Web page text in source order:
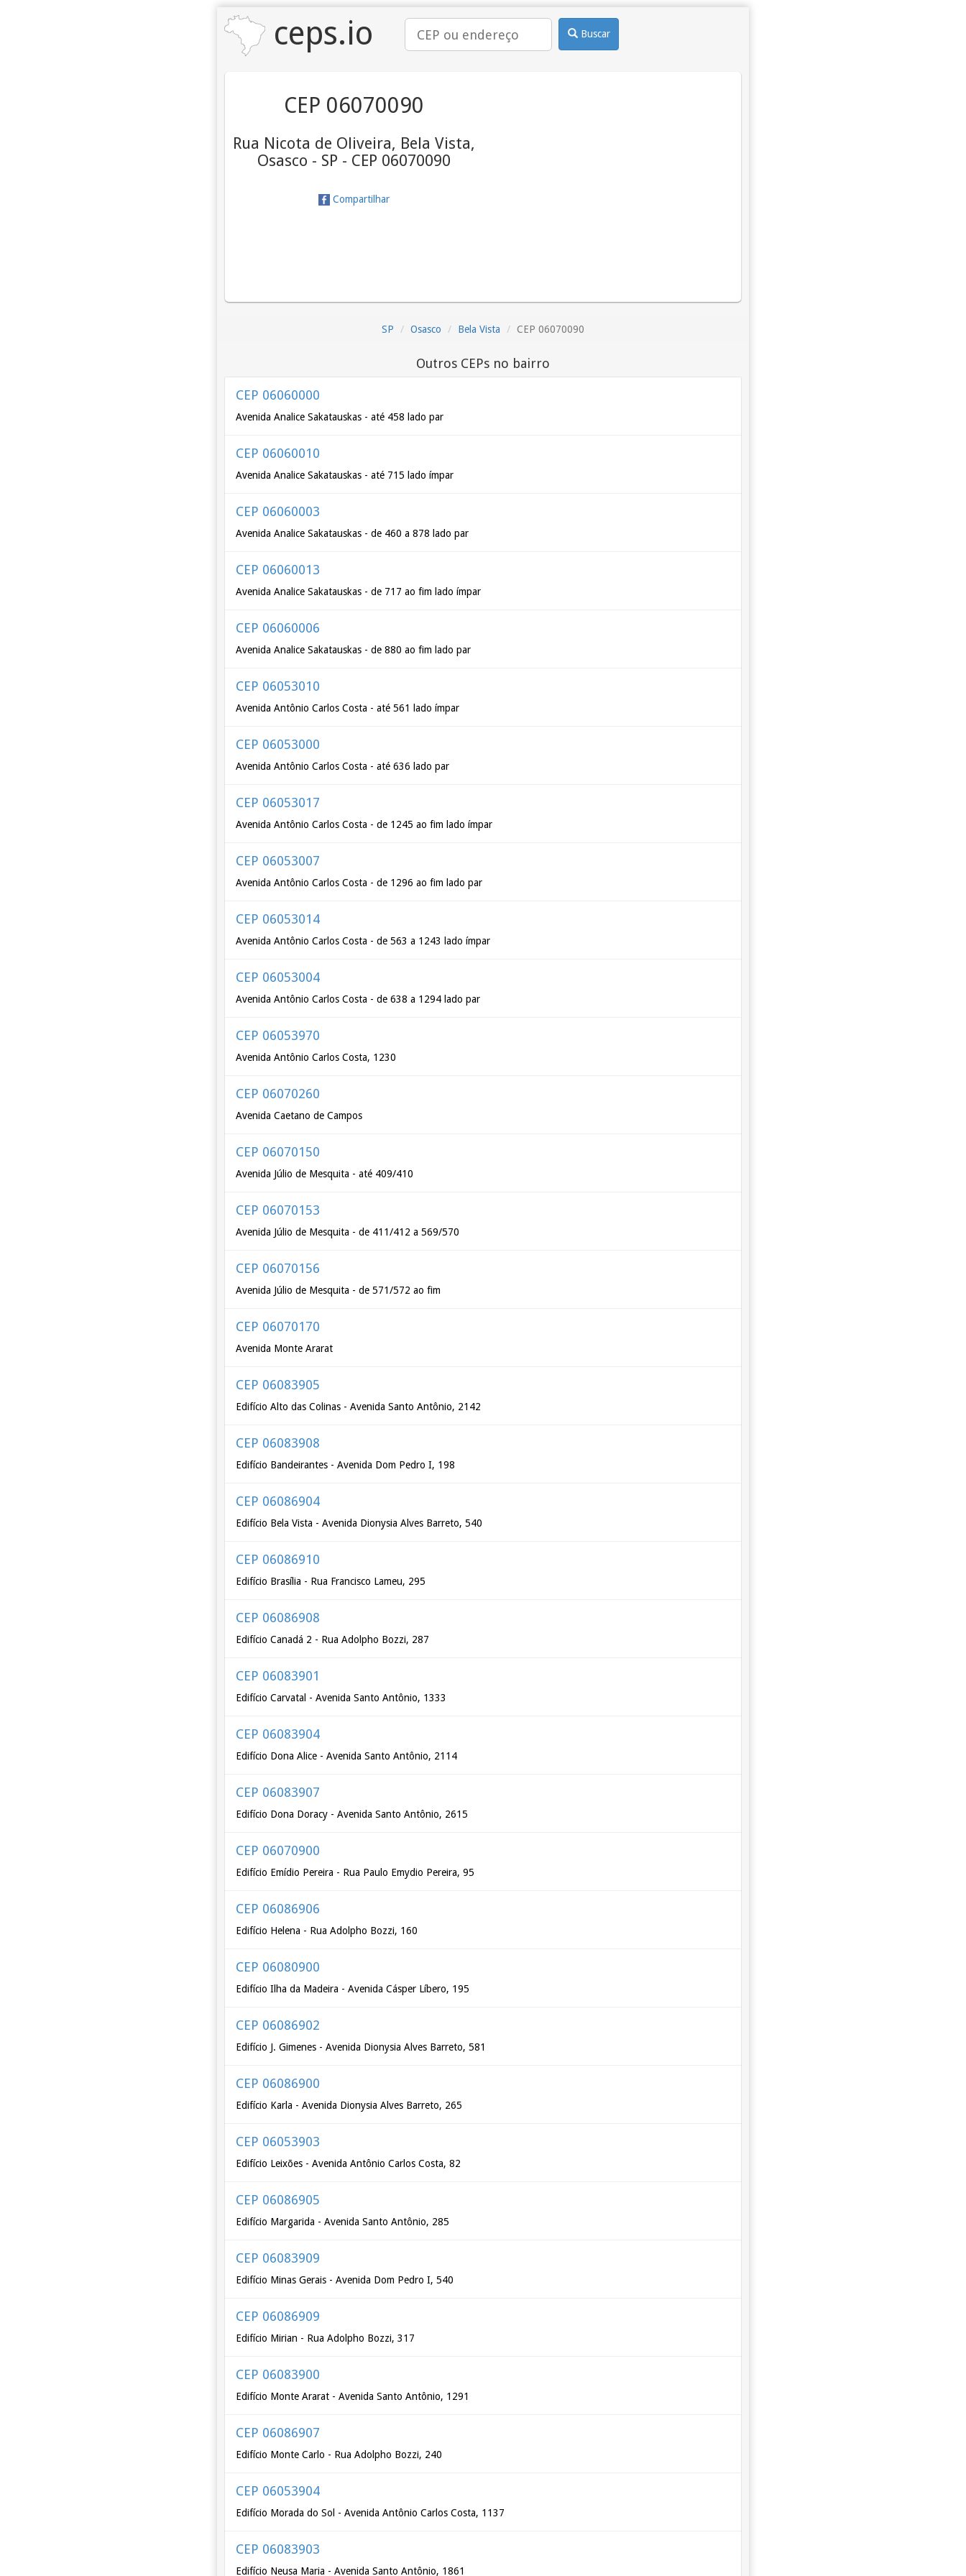
ceps.io Buscar
CEP 06070090
Rua Nicota de Oliveira, Bela Vista,
Osasco - SP - CEP 06070090
Compartilhar
SP Osasco Bela Vista CEP 06070090
Outros CEPs no bairro
CEP 06060000
Avenida Analice Sakatauskas - até 458 lado par
CEP 06060010
Avenida Analice Sakatauskas - até 715 lado ímpar
CEP 06060003
Avenida Analice Sakatauskas - de 460 a 878 lado par
CEP 06060013
Avenida Analice Sakatauskas - de 717 ao fim lado ímpar
CEP 06060006
Avenida Analice Sakatauskas - de 880 ao fim lado par
CEP 06053010
Avenida Antônio Carlos Costa - até 561 lado ímpar
CEP 06053000
Avenida Antônio Carlos Costa - até 636 lado par
CEP 06053017
Avenida Antônio Carlos Costa - de 1245 ao fim lado ímpar
CEP 06053007
Avenida Antônio Carlos Costa - de 1296 ao fim lado par
CEP 06053014
Avenida Antônio Carlos Costa - de 563 a 1243 lado ímpar
CEP 06053004
Avenida Antônio Carlos Costa - de 638 a 1294 lado par
CEP 06053970
Avenida Antônio Carlos Costa, 1230
CEP 06070260
Avenida Caetano de Campos
CEP 06070150
Avenida Júlio de Mesquita - até 409/410
CEP 06070153
Avenida Júlio de Mesquita - de 411/412 a 569/570
CEP 06070156
Avenida Júlio de Mesquita - de 571/572 ao fim
CEP 06070170
Avenida Monte Ararat
CEP 06083905
Edifício Alto das Colinas - Avenida Santo Antônio, 2142
CEP 06083908
Edifício Bandeirantes - Avenida Dom Pedro I, 198
CEP 06086904
Edifício Bela Vista - Avenida Dionysia Alves Barreto, 540
CEP 06086910
Edifício Brasília - Rua Francisco Lameu, 295
CEP 06086908
Edifício Canadá 2 - Rua Adolpho Bozzi, 287
CEP 06083901
Edifício Carvatal - Avenida Santo Antônio, 1333
CEP 06083904
Edifício Dona Alice - Avenida Santo Antônio, 2114
CEP 06083907
Edifício Dona Doracy - Avenida Santo Antônio, 2615
CEP 06070900
Edifício Emídio Pereira - Rua Paulo Emydio Pereira, 95
CEP 06086906
Edifício Helena - Rua Adolpho Bozzi, 160
CEP 06080900
Edifício Ilha da Madeira - Avenida Cásper Líbero, 195
CEP 06086902
Edifício J. Gimenes - Avenida Dionysia Alves Barreto, 581
CEP 06086900
Edifício Karla - Avenida Dionysia Alves Barreto, 265
CEP 06053903
Edifício Leixões - Avenida Antônio Carlos Costa, 82
CEP 06086905
Edifício Margarida - Avenida Santo Antônio, 285
CEP 06083909
Edifício Minas Gerais - Avenida Dom Pedro I, 540
CEP 06086909
Edifício Mirian - Rua Adolpho Bozzi, 317
CEP 06083900
Edifício Monte Ararat - Avenida Santo Antônio, 1291
CEP 06086907
Edifício Monte Carlo - Rua Adolpho Bozzi, 240
CEP 06053904
Edifício Morada do Sol - Avenida Antônio Carlos Costa, 1137
CEP 06083903
Edifício Neusa Maria - Avenida Santo Antônio, 1861